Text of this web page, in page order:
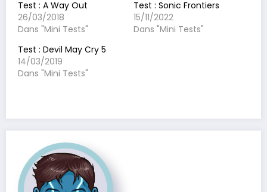
Test : A Way Out
26/03/2018
Dans "Mini Tests"
Test : Sonic Frontiers
15/11/2022
Dans "Mini Tests"
Test : Devil May Cry 5
14/03/2019
Dans "Mini Tests"